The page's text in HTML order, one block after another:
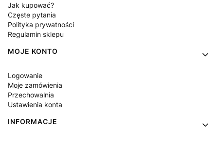
Jak kupować?
Częste pytania
Polityka prywatności
Regulamin sklepu
MOJE KONTO
Logowanie
Moje zamówienia
Przechowalnia
Ustawienia konta
INFORMACJE